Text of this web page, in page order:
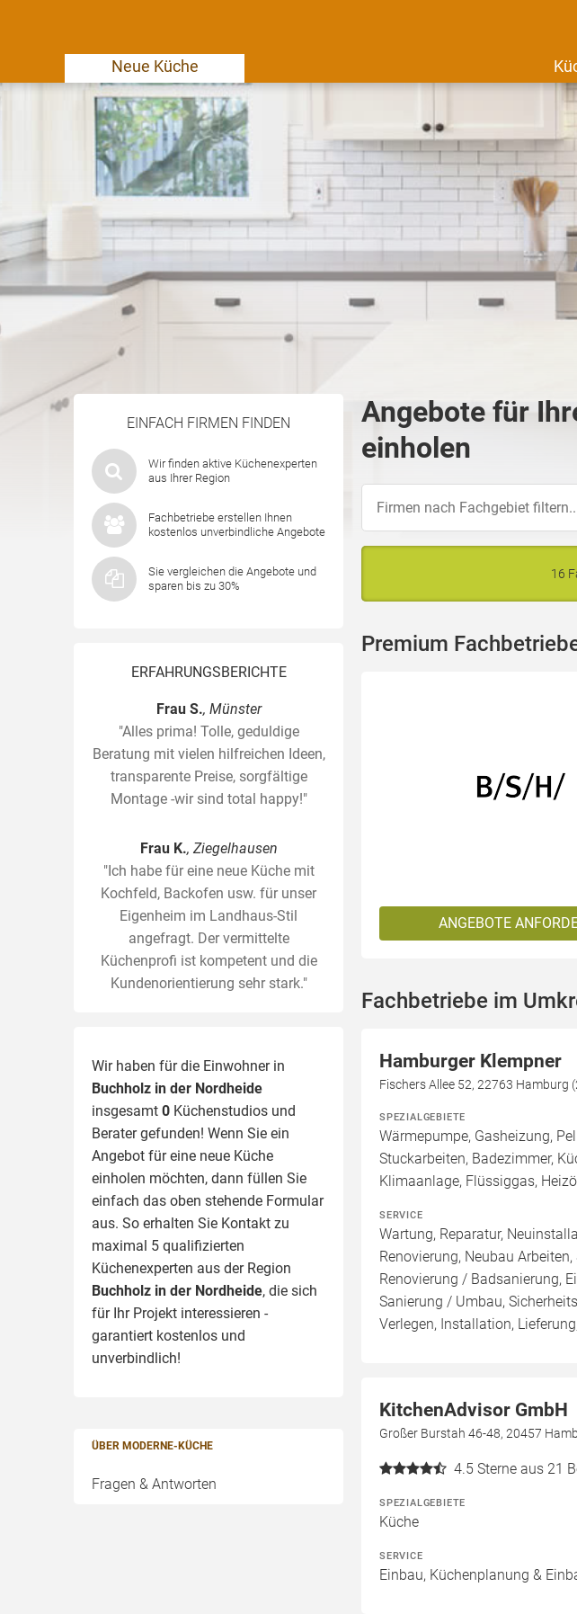
Neue Küche
EINFACH FIRMEN FINDEN
Wir finden aktive Küchenexperten
aus Ihrer Region
Fachbetriebe erstellen Ihnen
kostenlos unverbindliche Angebote
Sie vergleichen die Angebote und
sparen bis zu 30%
ERFAHRUNGSBERICHTE
Frau S., Münster
"Alles prima! Tolle, geduldige
Beratung mit vielen hilfreichen Ideen,
transparente Preise, sorgfältige
Montage -wir sind total happy!"
Frau K., Ziegelhausen
"Ich habe für eine neue Küche mit
Kochfeld, Backofen usw. für unser
Eigenheim im Landhaus-Stil
angefragt. Der vermittelte
Küchenprofi ist kompetent und die
Kundenorientierung sehr stark."
Wir haben für die Einwohner in
Buchholz in der Nordheide
insgesamt 0 Küchenstudios und
Berater gefunden! Wenn Sie ein
Angebot für eine neue Küche
einholen möchten, dann füllen Sie
einfach das oben stehende Formular
aus. So erhalten Sie Kontakt zu
maximal 5 qualifizierten
Küchenexperten aus der Region
Buchholz in der Nordheide, die sich
für Ihr Projekt interessieren -
garantiert kostenlos und
unverbindlich!
ÜBER MODERNE-KÜCHE
Fragen & Antworten
Angebote für
einholen
16
Premium
ANGEBOTE
Fachbetriebe im
Hamburger Klempner
Fischers Allee 52, 22763 Hamburg
SPEZIALGEBIETE
Wärmepumpe, Gasheizung,
Stuckarbeiten, Badezimmer,
Klimaanlage, Flüssiggas,
SERVICE
Wartung, Reparatur,
Renovierung, Neubau
Renovierung / Badsanierung,
Sanierung / Umbau,
Verlegen, Installation,
KitchenAdvisor GmbH
Großer Burstah 46-48, 20457
4.5 Sterne aus 21
SPEZIALGEBIETE
Küche
SERVICE
Einbau, Küchenplanung &